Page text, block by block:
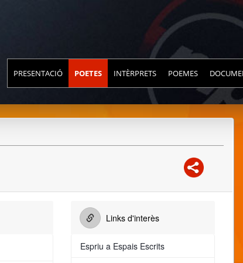
PRESENTACIÓ POETES INTÈRPRETS POEMES
Links d'interès
Espriu a Espais Escrits